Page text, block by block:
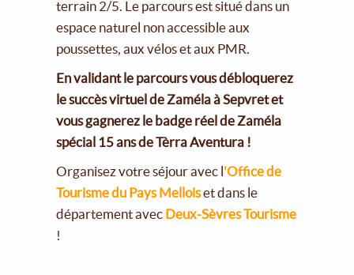
terrain 2/5. Le parcours est situé dans un
espace naturel non accessible aux
poussettes, aux vélos et aux PMR.
En validant le parcours vous débloquerez
le succès virtuel de Zaméla à Sepvret et
vous gagnerez le badge réel de Zaméla
spécial 15 ans de Tèrra Aventura !
Organisez votre séjour avec l'Office de
Tourisme du Pays Melloiset dans le
département avec Deux-Sèvres Tourisme
!